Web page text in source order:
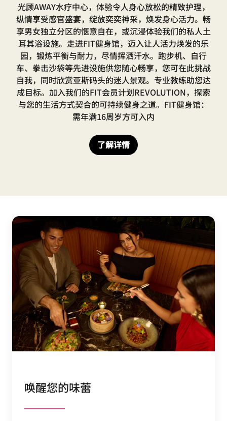
光顾AWAY水疗中心，体验令人身心放松的精致护理，
纵情享受感官盛宴，绽放奕奕神采，焕发身心活力。畅
享男女独立分区的惬意自在，或沉浸体验我们的私人土
耳其浴设施。走进FIT健身馆，迈入让人活力焕发的乐
园，锻炼平衡与耐力，尽情挥洒汗水。跑步机、自行
车、拳击沙袋等先进设施供您随心畅享，您可在此挑战
自我，同时欣赏亚斯码头的迷人景观。专业教练助您达
成目标。加入我们的FIT会员计划REVOLUTION，探索
与您的生活方式契合的可持续健身之道。FIT健身馆：
需年满16周岁方可入内
了解详情
唤醒您的味蕾